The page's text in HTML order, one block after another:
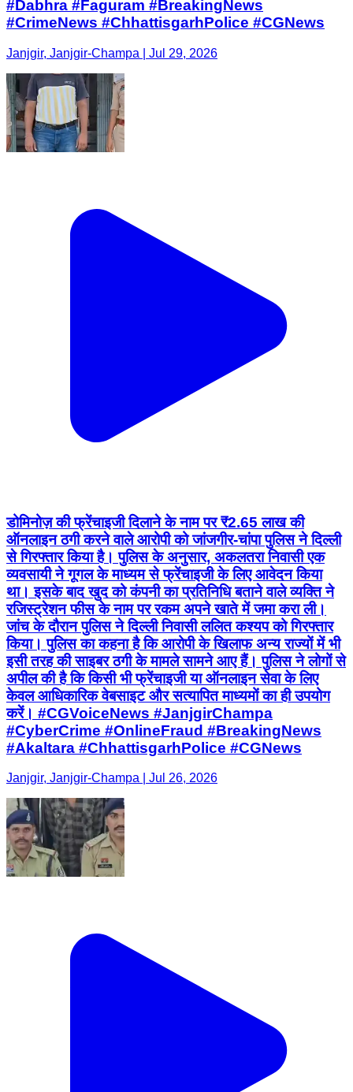
#Dabhra #Faguram #BreakingNews
#CrimeNews #ChhattisgarhPolice #CGNews
Janjgir, Janjgir-Champa | Jul 29, 2026
डोमिनोज़ की फ्रेंचाइजी दिलाने के नाम पर ₹2.65 लाख की
ऑनलाइन ठगी करने वाले आरोपी को जांजगीर-चांपा पुलिस ने दिल्ली
से गिरफ्तार किया है। पुलिस के अनुसार, अकलतरा निवासी एक
व्यवसायी ने गूगल के माध्यम से फ्रेंचाइजी के लिए आवेदन किया
था। इसके बाद खुद को कंपनी का प्रतिनिधि बताने वाले व्यक्ति ने
रजिस्ट्रेशन फीस के नाम पर रकम अपने खाते में जमा करा ली।
जांच के दौरान पुलिस ने दिल्ली निवासी ललित कश्यप को गिरफ्तार
किया। पुलिस का कहना है कि आरोपी के खिलाफ अन्य राज्यों में भी
इसी तरह की साइबर ठगी के मामले सामने आए हैं। पुलिस ने लोगों से
अपील की है कि किसी भी फ्रेंचाइजी या ऑनलाइन सेवा के लिए
केवल आधिकारिक वेबसाइट और सत्यापित माध्यमों का ही उपयोग
करें। #CGVoiceNews #JanjgirChampa
#CyberCrime #OnlineFraud #BreakingNews
#Akaltara #ChhattisgarhPolice #CGNews
Janjgir, Janjgir-Champa | Jul 26, 2026